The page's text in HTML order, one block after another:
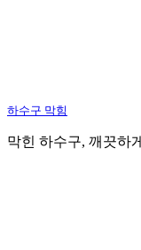
하수구 막힘
막힌 하수구, 깨끗하